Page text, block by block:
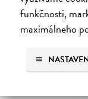
funkčnosti,
maximálneho
obrovských armád,
Na sklade ?
19,95 € ?